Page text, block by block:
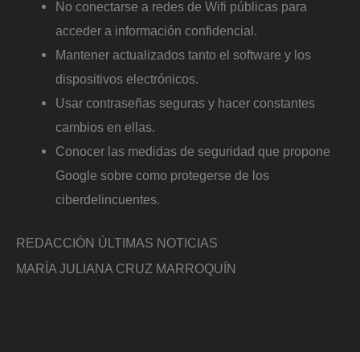
No conectarse a redes de Wifi públicas para
acceder a información confidencial.
Mantener actualizados tanto el software y los
dispositivos electrónicos.
Usar contraseñas seguras y hacer constantes
cambios en ellas.
Conocer las medidas de seguridad que propone
Google sobre como protegerse de los
ciberdelincuentes.
REDACCIÓN ÚLTIMAS NOTICIAS
MARÍA JULIANA CRUZ MARROQUÍN